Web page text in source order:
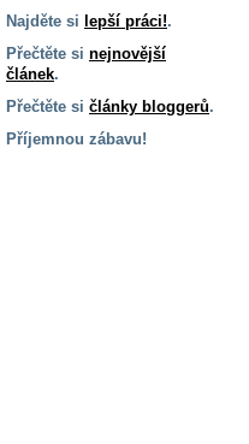
Najděte si lepší práci!.
Přečtěte si nejnovější
článek.
Přečtěte si články bloggerů.
Příjemnou zábavu!